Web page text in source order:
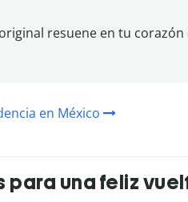
resuene en tu
en México
para una feliz